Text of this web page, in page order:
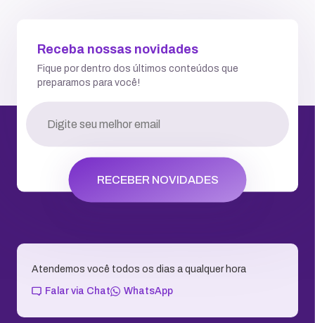
Receba nossas novidades
Fique por dentro dos últimos conteúdos que
preparamos para você!
RECEBER NOVIDADES
Atendemos você todos os dias a qualquer hora
Falar via Chat WhatsApp